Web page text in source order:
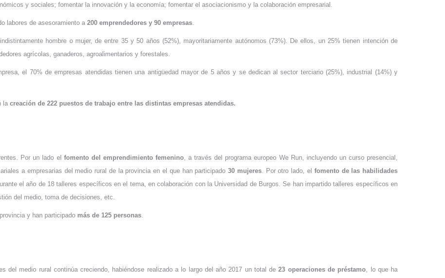
y sociales; fomentar la innovación y la economía; fomentar el asociacionismo y la colaboración empresarial.
labores de asesoramiento a 200 emprendedores y 90 empresas
hombre o mujer, de entre 35 y 50 años (52%), mayoritariamente autónomos (73%). De ellos, un 25% tienen intención de
agrícolas, ganaderos, agroalimentarios y forestales.
el 70% de empresas atendidas tienen una antigüedad mayor de 5 años y se dedican al sector terciario (25%), industrial (14%) y
la creación de 222 puestos de trabajo entre las distintas empresas atendidas.
Por un lado el fomento del emprendimiento femenino, a través del programa europeo We Run, incluyendo un curso presencial,
a empresarias del medio rural de la provincia en el que han participado30 mujeres. Por otro lado, el fomento de las habilidades
el año de 18 talleres específicos en el tema, en colaboración con la Universidad de Burgos. Se han impartido talleres específicos en
del medio, toma de decisiones, etc.
y han participado más de 125 personas
del medio rural continúa creciendo, habiéndose realizado a lo largo del año 2017 un total de23 operaciones de préstamo , lo que ha